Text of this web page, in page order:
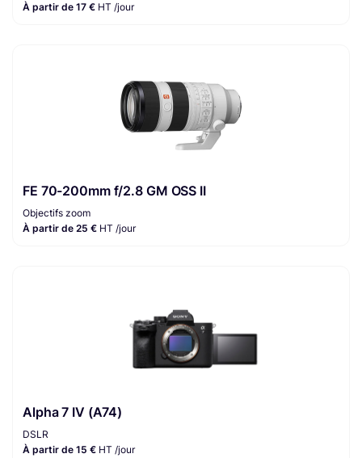
À partir de 17 € HT /jour
FE 70-200mm f/2.8 GM OSS II
Objectifs zoom
À partir de 25 € HT /jour
Alpha 7 IV (A74)
DSLR
À partir de 15 € HT /jour